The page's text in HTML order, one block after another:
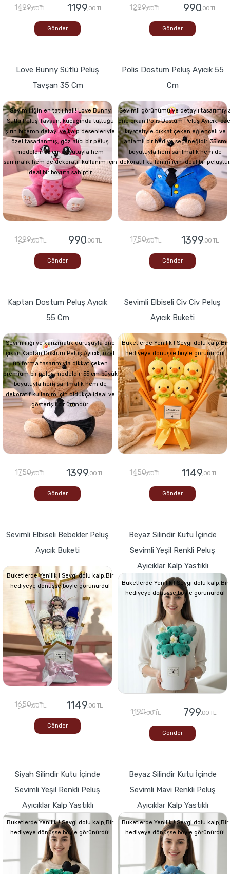
1499,00 TL 1199,00 TL
Gönder
1299,00 TL 990,00 TL
Gönder
Love Bunny Sütlü Peluş
Tavşan 35 Cm
Sevimliliğin en tatlı hali! Love Bunny
Sütlü Peluş Tavşan, kucağında tuttuğu
şirin biberon detayı ve kalp desenleriyle
özel tasarlanmış, göz alıcı bir peluş
modeldir. 35 cm boyutuyla hem
sarılmalık hem de dekoratif kullanım için
ideal bir boyuta sahiptir.
1299,00 TL 990,00 TL
Gönder
Polis Dostum Peluş Ayıcık 55
Cm
Sevimli görünümü ve detaylı
öne çıkan Polis Dostum Peluş Ayıcık,
kıyafetiyle dikkat çeken eğlenceli ve
anlamlı bir hediye seçeneğidir. 35 cm
boyutuyla hem sarılmalık hem de
dekoratif kullanım için ideal bir
1750,00 TL 1399,00 TL
Gönder
Kaptan Dostum Peluş Ayıcık
55 Cm
Sevimliliği ve karizmatik duruşuyla öne
çıkan Kaptan Dostum Peluş Ayıcık, özel
üniforma tasarımıyla dikkat çeken
premium bir peluş modeldir. 55 cm büyük
boyutuyla hem sarılmalık hem de
dekoratif kullanım için oldukça ideal ve
gösterişli bir üründür.
1750,00 TL 1399,00 TL
Gönder
Sevimli Elbiseli Civ Civ Peluş
Ayıcık Buketi
Buketlerde Yenilik ! Sevgi dolu kalp,Bir
hediyeye dönüşse böyle görünürdü!
1450,00 TL 1149,00 TL
Gönder
Sevimli Elbiseli Bebekler Peluş
Ayıcık Buketi
Buketlerde Yenilik ! Sevgi dolu kalp,Bir
hediyeye dönüşse böyle görünürdü!
1650,00 TL 1149,00 TL
Gönder
Beyaz Silindir Kutu İçinde
Sevimli Yeşil Renkli Peluş
Ayıcıklar Kalp Yastıklı
Buketlerde Yenilik ! Sevgi dolu kalp,Bir
hediyeye dönüşse böyle görünürdü!
1190,00 TL 799,00 TL
Gönder
Siyah Silindir Kutu İçinde
Sevimli Yeşil Renkli Peluş
Ayıcıklar Kalp Yastıklı
Buketlerde Yenilik ! Sevgi dolu kalp,Bir
hediyeye dönüşse böyle görünürdü!
Beyaz Silindir Kutu İçinde
Sevimli Mavi Renkli Peluş
Ayıcıklar Kalp Yastıklı
Buketlerde Yenilik ! Sevgi dolu kalp,Bir
hediyeye dönüşse böyle görünürdü!